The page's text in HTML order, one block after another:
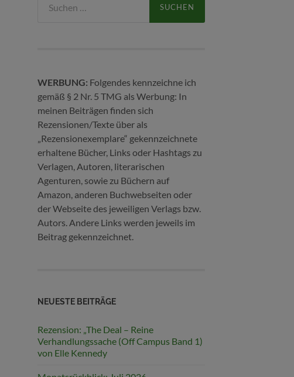
nach:
WERBUNG: Folgendes kennzeichne ich
gemäß § 2 Nr. 5 TMG als Werbung: In
meinen Beiträgen finden sich
Rezensionen/Texte über als
„Rezensionexemplare“ gekennzeichnete
erhaltene Bücher, Links oder Hashtags zu
Verlagen, Autoren, literarischen
Agenturen, sowie zu Büchern auf
Amazon, anderen Buchwebseiten oder
der Webseite des jeweiligen Verlags bzw.
Autors. Andere Links werden jeweils im
Beitrag gekennzeichnet.
NEUESTE BEITRÄGE
Rezension: „The Deal – Reine
Verhandlungssache (Off Campus Band 1)
von Elle Kennedy